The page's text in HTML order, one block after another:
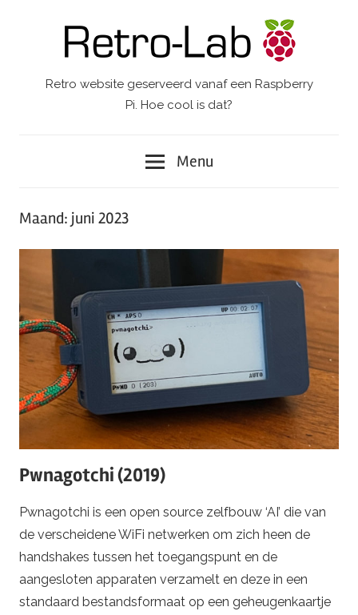
Retro-
Retro website geserveerd vanaf een Raspberry
Pi. Hoe cool is dat?
Menu
Maand: juni 2023
Pwnagotchi (2019)
Pwnagotchi is een open source zelfbouw ‘AI’ die van
de verscheidene WiFi netwerken om zich heen de
handshakes tussen het toegangspunt en de
aangesloten apparaten verzamelt en deze in een
standaard bestandsformaat op een geheugenkaartje